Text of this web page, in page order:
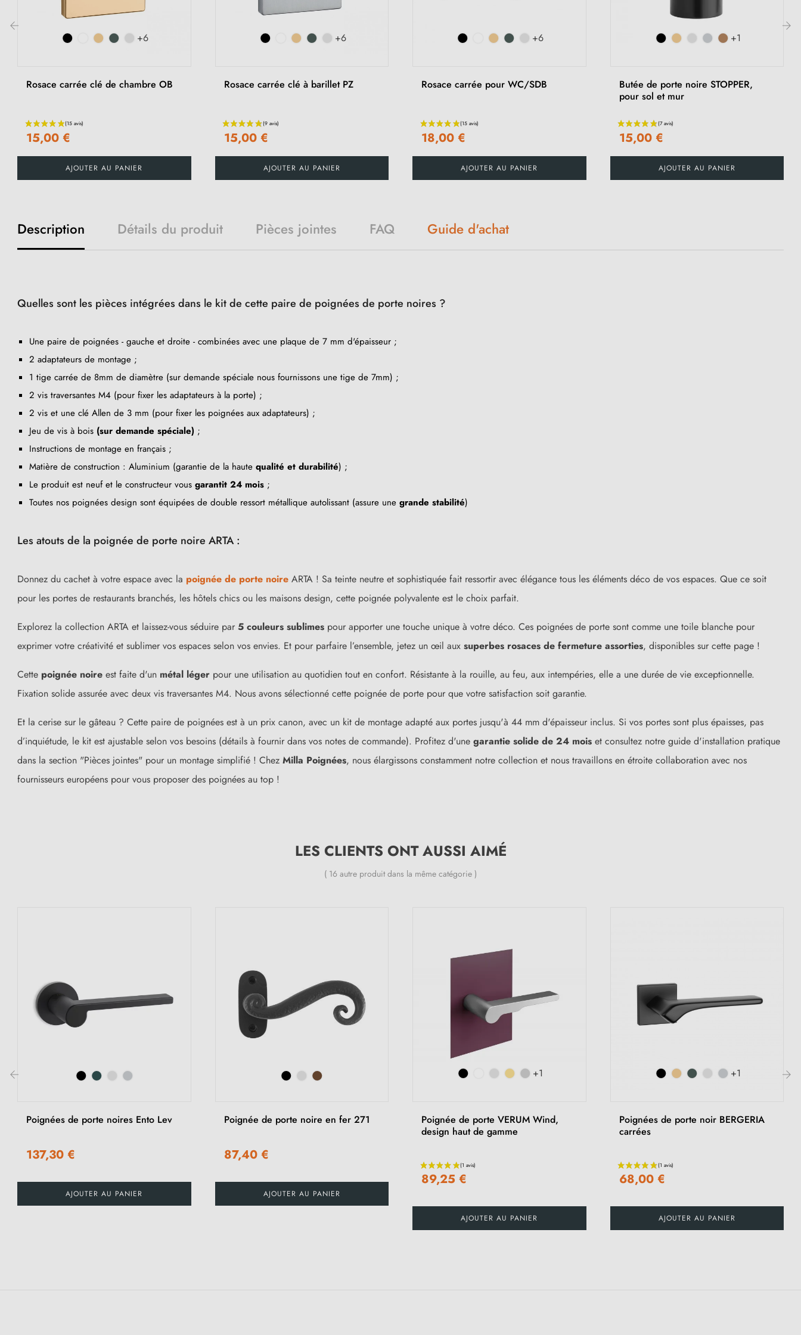
+6
Rosace carrée clé de chambre OB
15,00 €
AJOUTER AU PANIER
+6
Rosace carrée clé à barillet PZ
15,00 €
AJOUTER AU PANIER
+6
Rosace carrée pour WC/SDB
18,00 €
AJOUTER AU PANIER
+1
Butée de porte noire STOPPER,
pour sol et mur
15,00 €
AJOUTER AU PANIER
Description Détails du produit Pièces jointes FAQ Guide d'achat
Quelles sont les pièces intégrées dans le kit de cette paire de poignées de porte noires ?
Une paire de poignées - gauche et droite - combinées avec une plaque de 7 mm d'épaisseur ;
2 adaptateurs de montage ;
1 tige carrée de 8mm de diamètre (sur demande spéciale nous fournissons une tige de 7mm) ;
2 vis traversantes M4 (pour fixer les adaptateurs à la porte) ;
2 vis et une clé Allen de 3 mm (pour fixer les poignées aux adaptateurs) ;
Jeu de vis à bois (sur demande spéciale) ;
Instructions de montage en français ;
Matière de construction : Aluminium (garantie de la haute qualité et durabilité) ;
Le produit est neuf et le constructeur vous garantit 24 mois ;
Toutes nos poignées design sont équipées de double ressort métallique autolissant (assure une grande stabilité)
Les atouts de la poignée de porte noire ARTA :
Donnez du cachet à votre espace avec la poignée de porte noire ARTA ! Sa teinte neutre et sophistiquée fait ressortir avec élégance tous les éléments déco de vos espaces. Que ce soit
pour les portes de restaurants branchés, les hôtels chics ou les maisons design, cette poignée polyvalente est le choix parfait.
Explorez la collection ARTA et laissez-vous séduire par 5 couleurs sublimes pour apporter une touche unique à votre déco. Ces poignées de porte sont comme une toile blanche pour
exprimer votre créativité et sublimer vos espaces selon vos envies. Et pour parfaire l’ensemble, jetez un œil aux superbes rosaces de fermeture assorties, disponibles sur cette page !
Cette poignée noire est faite d'un métal léger pour une utilisation au quotidien tout en confort. Résistante à la rouille, au feu, aux intempéries, elle a une durée de vie exceptionnelle.
Fixation solide assurée avec deux vis traversantes M4. Nous avons sélectionné cette poignée de porte pour que votre satisfaction soit garantie.
Et la cerise sur le gâteau ? Cette paire de poignées est à un prix canon, avec un kit de montage adapté aux portes jusqu'à 44 mm d'épaisseur inclus. Si vos portes sont plus épaisses, pas
d’inquiétude, le kit est ajustable selon vos besoins (détails à fournir dans vos notes de commande). Profitez d'une garantie solide de 24 mois et consultez notre guide d'installation pratique
dans la section "Pièces jointes" pour un montage simplifié ! Chez Milla Poignées, nous élargissons constamment notre collection et nous travaillons en étroite collaboration avec nos
fournisseurs européens pour vous proposer des poignées au top !
LES CLIENTS ONT AUSSI AIMÉ
( 16 autre produit dans la même catégorie )
Poignées de porte noires Ento Lev
137,30 €
AJOUTER AU PANIER
Poignée de porte noire en fer 271
87,40 €
AJOUTER AU PANIER
+1
Poignée de porte VERUM Wind,
design haut de gamme
89,25 €
AJOUTER AU PANIER
+1
Poignées de porte noir BERGERIA
carrées
68,00 €
AJOUTER AU PANIER